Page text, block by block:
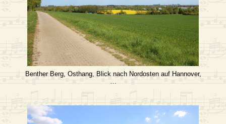
Benther Berg, Osthang, Blick nach Nordosten auf Hannover,